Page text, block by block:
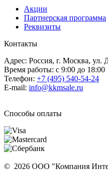
Акции
Партнерская программа
Реквизиты
Контакты
Адрес: Россия, г. Москва, ул.
Время работы: с 9:00 до 18:00
Телефон: +7 (495) 540-54-24
E-mail: info@kkmsale.ru
Способы оплаты
© 2026 ООО "Компания